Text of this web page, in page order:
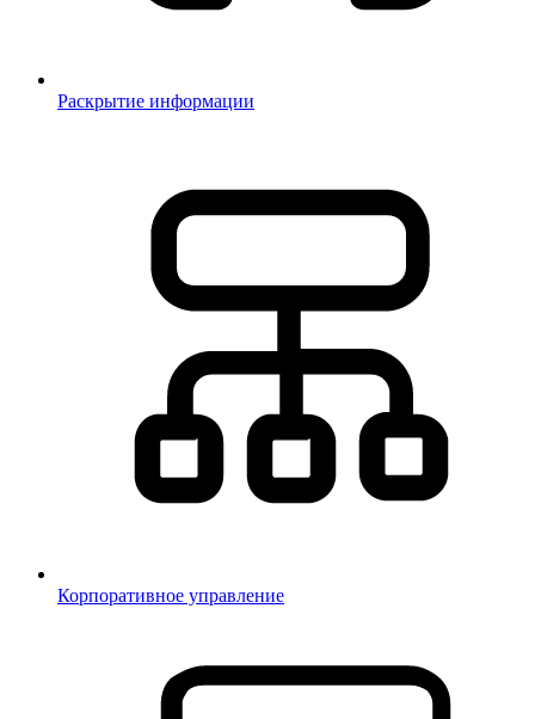
Раскрытие информации
Корпоративное управление